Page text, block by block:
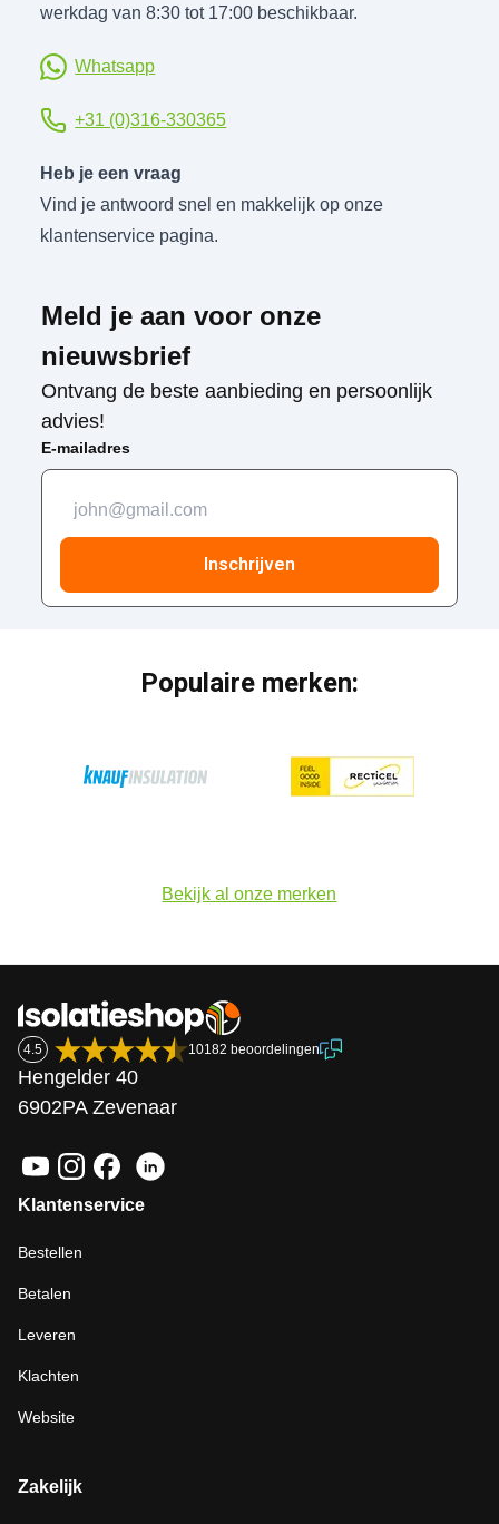
werkdag van 8:30 tot 17:00 beschikbaar.
Whatsapp
+31 (0)316-330365
Heb je een vraag
Vind je antwoord snel en makkelijk op onze
klantenservice pagina.
Meld je aan voor onze
nieuwsbrief
Ontvang de beste aanbieding en persoonlijk
advies!
E-mailadres
Inschrijven
Populaire merken:
Bekijk al onze merken
4.5 10182 beoordelingen
Hengelder 40
6902PA Zevenaar
Klantenservice
Bestellen
Betalen
Leveren
Klachten
Website
Zakelijk